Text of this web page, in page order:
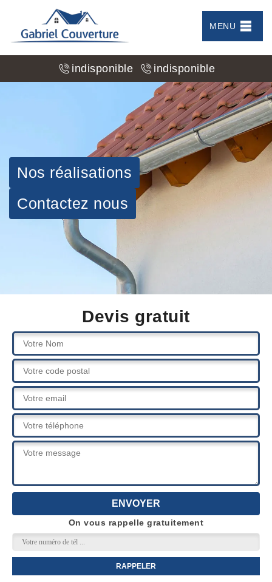
MENU
indisponible indisponible
Nos réalisations
Contactez nous
Devis gratuit
On vous rappelle gratuitement